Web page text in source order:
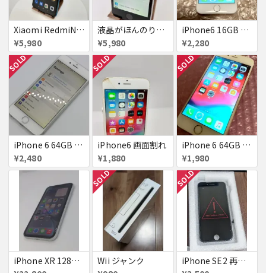
Xiaomi RedmiNote9S SIMフリー 863954040594602
¥5,980
液晶がほんのり黄色いiPhone SE
¥5,980
iPhone6 16GB au 液晶表示不良
¥2,280
SOLD
iPhone 6 64GB Softbank
¥2,480
SOLD
iPhone6 画面割れ
¥1,880
SOLD
iPhone 6 64GB docomo
¥1,980
iPhone XR 128GB SIMフリー
SOLD
Wii ジャンク
SOLD
iPhone SE2 再生液晶パネル 黒